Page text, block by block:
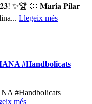
✨🏆 👏 𝐌𝐚𝐫𝐢́𝐚 𝐏𝐢𝐥𝐚𝐫
Llegeix més
#Handbolicats
#Handbolicats
més